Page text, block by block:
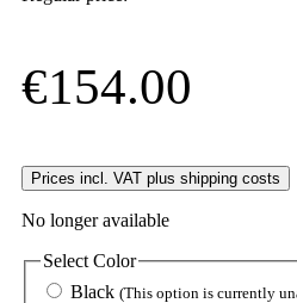
€154.00
Prices incl. VAT plus shipping costs
No longer available
Select Color
Black (This option is currently